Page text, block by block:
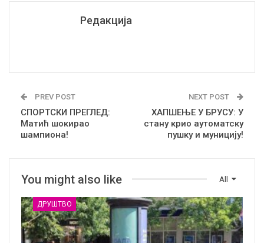
Редакција
PREV POST
СПОРТСКИ ПРЕГЛЕД:
Матић шокирао
шампиона!
NEXT POST
ХАПШЕЊЕ У БРУСУ: У
стану крио аутоматску
пушку и муницију!
All
You might also like
ДРУШТВО